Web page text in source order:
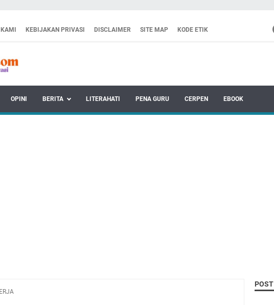
KEBIJAKAN PRIVASI DISCLAIMER SITE MAP KODE ETIK
OPINI BERITA LITERAHATI PENA GURU CERPEN EBOOK